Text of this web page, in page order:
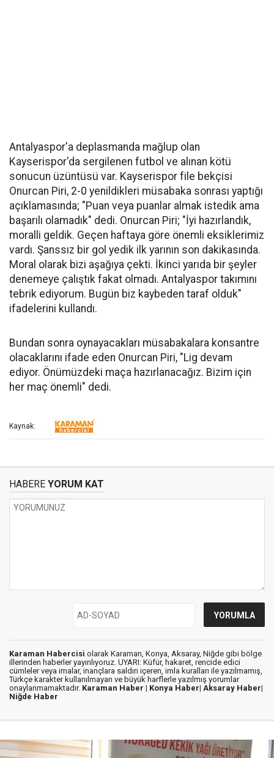
Antalyaspor'a deplasmanda mağlup olan
Kayserispor'da sergilenen futbol ve alınan kötü
sonucun üzüntüsü var. Kayserispor file bekçisi
Onurcan Piri, 2-0 yenildikleri müsabaka sonrası yaptığı
açıklamasında; "Puan veya puanlar almak istedik ama
başarılı olamadık" dedi. Onurcan Piri; "İyi hazırlandık,
moralli geldik. Geçen haftaya göre önemli eksiklerimiz
vardı. Şanssız bir gol yedik ilk yarının son dakikasında.
Moral olarak bizi aşağıya çekti. İkinci yarıda bir şeyler
denemeye çalıştık fakat olmadı. Antalyaspor takımını
tebrik ediyorum. Bugün biz kaybeden taraf olduk"
ifadelerini kullandı.
Bundan sonra oynayacakları müsabakalara konsantre
olacaklarını ifade eden Onurcan Piri, "Lig devam
ediyor. Önümüzdeki maça hazırlanacağız. Bizim için
her maç önemli" dedi.
Kaynak:
HABERE YORUM KAT
Karaman Habercisi olarak Karaman, Konya, Aksaray, Niğde gibi bölge
illerinden haberler yayınlıyoruz. UYARI: Küfür, hakaret, rencide edici
cümleler veya imalar, inançlara saldırı içeren, imla kuralları ile yazılmamış,
Türkçe karakter kullanılmayan ve büyük harflerle yazılmış yorumlar
onaylanmamaktadır. Karaman Haber | Konya Haber| Aksaray Haber|
Niğde Haber